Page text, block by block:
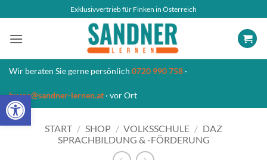
Open toolbar
Inhalt
springen
Exklusivvertrieb für Finken in Österreich
Wir beraten Sie gerne persönlich 0720 990 758 ·
buero@sandner-lernen.at · vor Ort
START / SHOP / VOLKSSCHULE / DAZ
SPRACHBILDUNG & -FÖRDERUNG